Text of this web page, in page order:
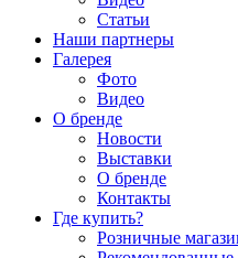
Статьи
Наши партнеры
Галерея
Фото
Видео
О бренде
Новости
Выставки
О бренде
Контакты
Где купить?
Розничные